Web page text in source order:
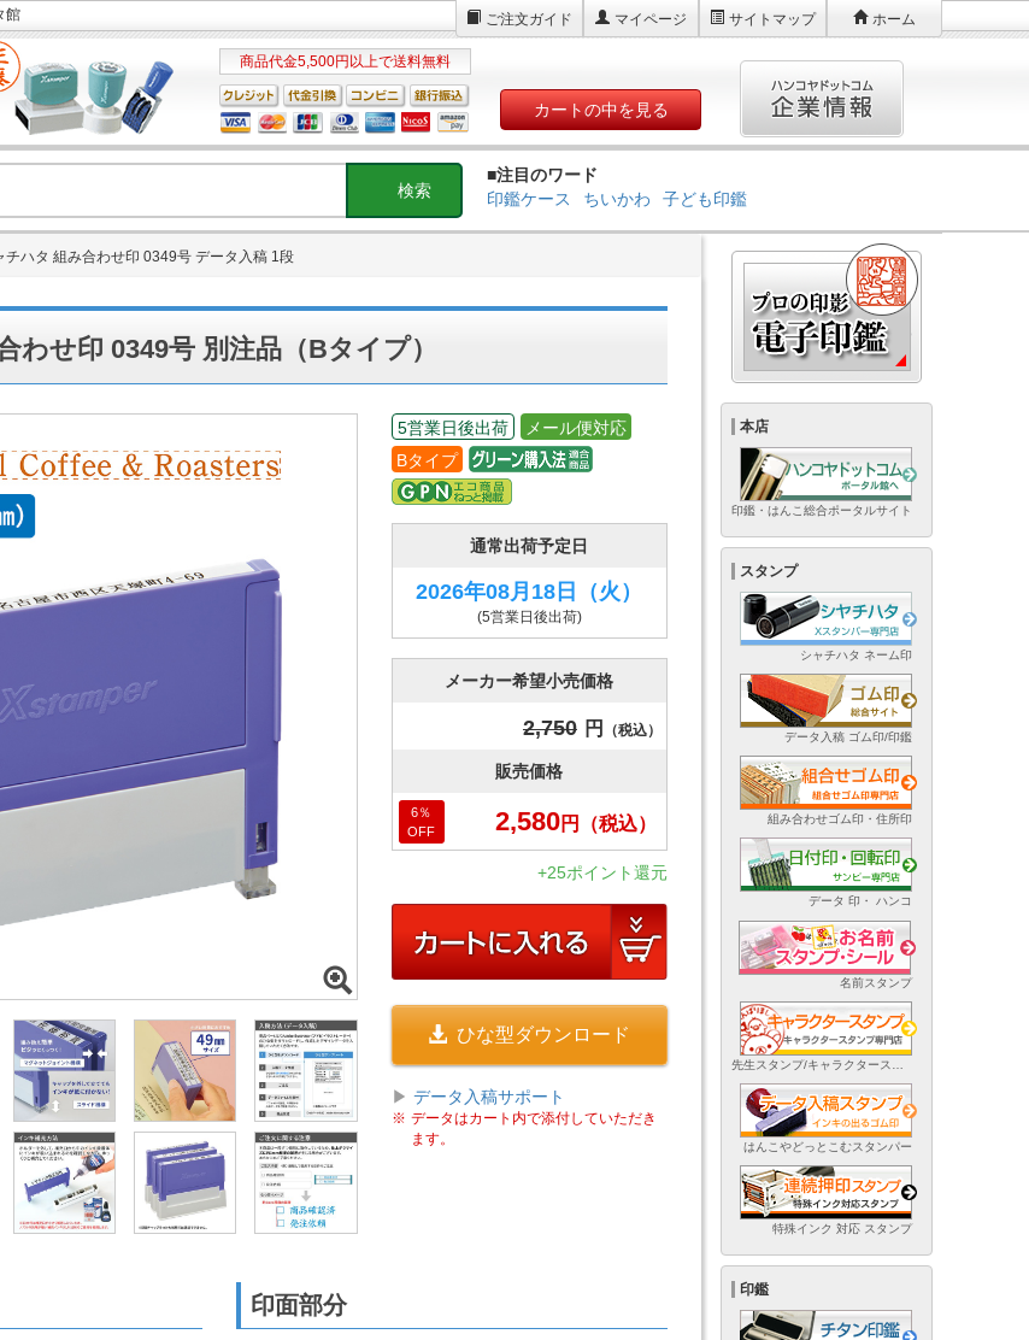
館 ご注文ガイド マイページ サイトマップ ホーム
商品代金5,500円以上で送料無料
カートの中を見る
■注目のワード
印鑑ケース
ちいかわ 子ども印鑑
チハタ 組み合わせ印 0349号 データ入稿 1段
わせ印 0349号 別注品（Bタイプ）
5営業日後出荷
メール便対応
Bタイプ
通常出荷予定日
2026年08月18日 （火）
(5営業日後出荷)
メーカー希望小売価格
2,750 円 （税込）
販売価格
2,580円 （税込）
6％
OFF
+25ポイント還元
ひな型ダウンロード
▶ データ入稿サポート
データはカート内で添付していただき
ます。
印面部分
本店
印鑑・はんこ総合ポータルサイト
スタンプ
シャチハタ ネーム印
データ入稿 ゴム印/印鑑
組み合わせゴム印・住所印
データ 印・ ハンコ
名前スタンプ
はんこやどっとこむスタンパー
特殊インク 対応 スタンプ
印鑑